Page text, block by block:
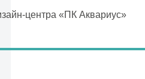
центра «ПК Аквариус»